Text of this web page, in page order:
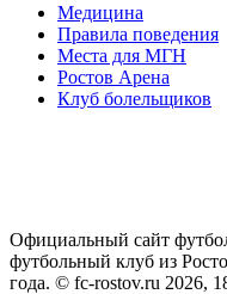
Медицина
Правила поведения
Места для МГН
Ростов Арена
Клуб болельщиков
Официальный сайт
футбольный клуб из
года. © fc-rostov.ru 2026,